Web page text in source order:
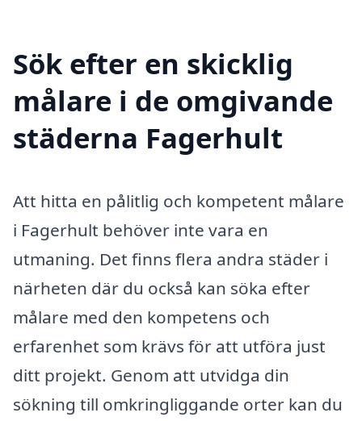
Sök efter en skicklig
målare i de omgivande
städerna Fagerhult
Att hitta en pålitlig och kompetent målare
i Fagerhult behöver inte vara en
utmaning. Det finns flera andra städer i
närheten där du också kan söka efter
målare med den kompetens och
erfarenhet som krävs för att utföra just
ditt projekt. Genom att utvidga din
sökning till omkringliggande orter kan du